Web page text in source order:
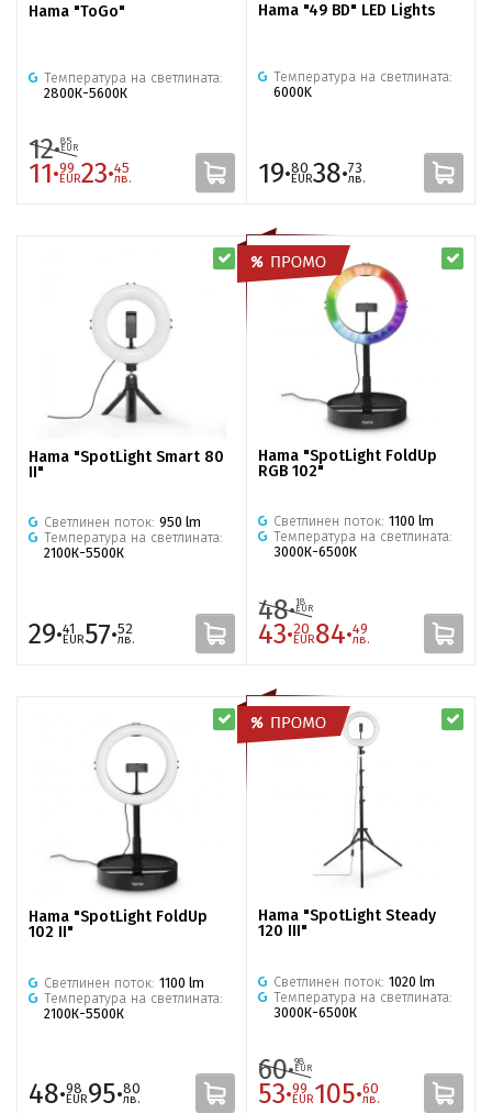
Hama "ToGo"
Температура на светлината:
2800К-5600К
12·85
EUR
11·99
EUR23·45
лв.
Hama "49 BD" LED Lights
Температура на светлината:
6000K
19·80
EUR38·73
лв.
Hama "SpotLight Smart 80
II"
Светлинен поток: 950 lm
Температура на светлината:
2100К-5500К
29·41
EUR57·52
лв.
Hama "SpotLight FoldUp
RGB 102"
Светлинен поток: 1100 lm
Температура на светлината:
3000К-6500К
48·18
EUR
43·20
EUR84·49
лв.
Hama "SpotLight FoldUp
102 II"
Светлинен поток: 1100 lm
Температура на светлината:
2100К-5500К
48·98
EUR95·80
лв.
Hama "SpotLight Steady
120 III"
Светлинен поток: 1020 lm
Температура на светлината:
3000К-6500К
60·98
EUR
53·99
EUR105·60
лв.